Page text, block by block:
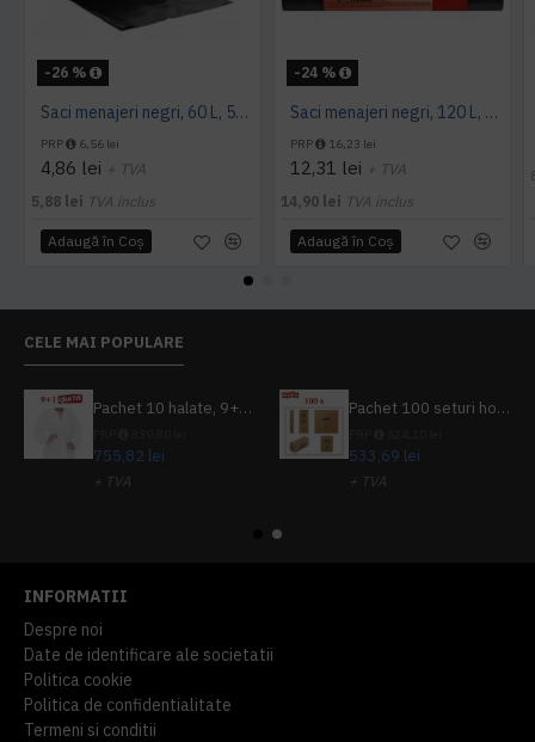
-26 %
Saci menajeri negri, 60 L, 50 buc/rola
PRP 6,56 lei
4,86 lei + TVA
5,88 lei TVA inclus
Adaugă în Coş
-24 %
Saci menajeri negri, 120 L, Alufix, 10 buc/rola
PRP 16,23 lei
12,31 lei + TVA
14,90 lei TVA inclus
Adaugă în Coş
CELE MAI POPULARE
Pachet 10 halate, 9+1 gratuit
755,82 lei
+ TVA
Pachet 100 seturi hoteliere, set dentar, set barbierit, casca de dus, pila unghii, set cusut
533,69 lei
+ TVA
INFORMATII
Despre noi
Date de identificare ale societatii
Politica cookie
Politica de confidentialitate
Termeni si conditii